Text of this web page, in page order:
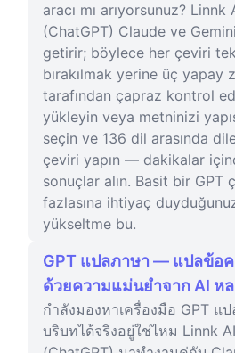
aracı mı arıyorsunuz? Linnk
(ChatGPT) Claude ve
getirir; böylece her çeviri
bırakılmak yerine üç yapay
tarafından çapraz kontrol
yükleyin veya metninizi
seçin ve 136 dil arasında
çeviri yapın — dakikalar
sonuçlar alın. Basit bir GPT
fazlasına ihtiyaç
yükseltme bu.
GPT แปลภาษา — แปลข้อค
ด้วยความแม่นยำจาก AI ห
กำลังมองหาเครื่องมือ GPT แ
บริบทได้จริงอยู่ใช่ไหม Linnk